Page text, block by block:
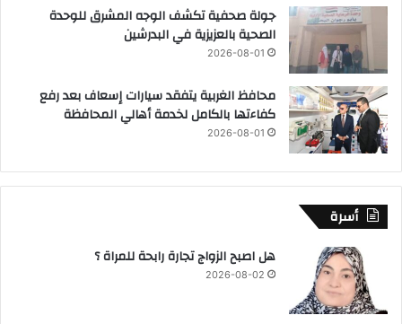
جولة صحفية تكشف الوجه المشرق للوحدة
الصحية بالعزيزية في البدرشين
2026-08-01
محافظ الغربية يتفقد سيارات إسعاف بعد رفع
كفاءتها بالكامل لخدمة أهالي المحافظة
2026-08-01
أسرة
هل اصبح الزواج تجارة رابحة للمراة ؟
2026-08-02